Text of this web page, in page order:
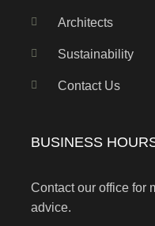
Architects
Sustainability
Contact Us
BUSINESS
Contact our office for
advice.